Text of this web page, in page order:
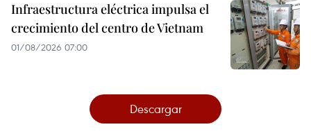
Infraestructura eléctrica impulsa el
crecimiento del centro de Vietnam
01/08/2026 07:00
Descargar